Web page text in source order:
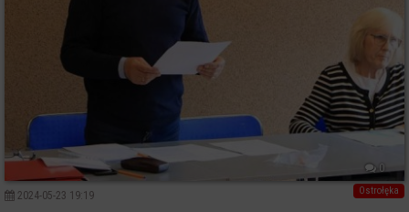
0
Ostrołęka
2024-05-23 19:19